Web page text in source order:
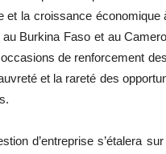
et la croissance
Burkina Faso et au
de renforcement
et la rareté des
d’entreprise s’étalera